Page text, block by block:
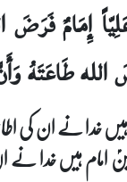
إِمَامٌ
طَاعَتَهُ
ہیں خدا نے
ہیں خدا